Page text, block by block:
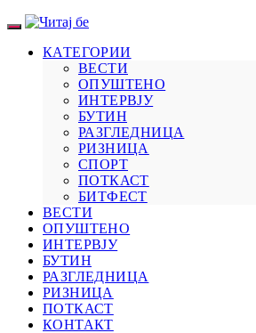
КАТЕГОРИИ
ВЕСТИ
ОПУШТЕНО
ИНТЕРВЈУ
БУТИН
РАЗГЛЕДНИЦА
РИЗНИЦА
СПОРТ
ПОТКАСТ
БИТФЕСТ
ВЕСТИ
ОПУШТЕНО
ИНТЕРВЈУ
БУТИН
РАЗГЛЕДНИЦА
РИЗНИЦА
ПОТКАСТ
КОНТАКТ